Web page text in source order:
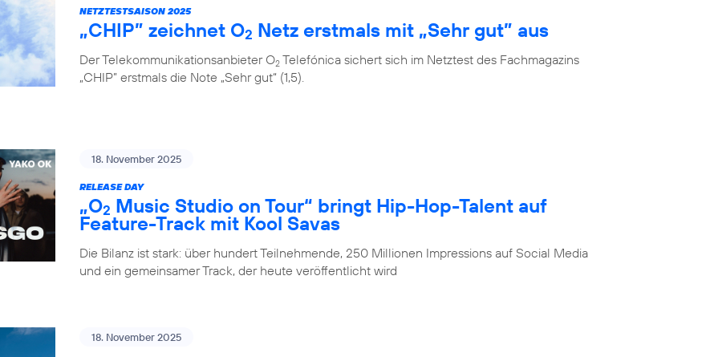
NETZTESTSAISON 2025
„CHIP” zeichnet O2 Netz erstmals mit „Sehr gut” aus
Der Telekommunikationsanbieter O2 Telefónica sichert sich im Netztest des Fachmagazins
„CHIP” erstmals die Note „Sehr gut“ (1,5).
18. November 2025
RELEASE DAY
„O2 Music Studio on Tour“ bringt Hip-Hop-Talent auf
Feature-Track mit Kool Savas
Die Bilanz ist stark: über hundert Teilnehmende, 250 Millionen Impressions auf Social Media
und ein gemeinsamer Track, der heute veröffentlicht wird
18. November 2025